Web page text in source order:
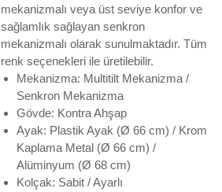
mekanizmalı veya üst seviye konfor ve
sağlamlık sağlayan senkron
mekanizmalı olarak sunulmaktadır. Tüm
renk seçenekleri ile üretilebilir.
Mekanizma: Multitilt Mekanizma /
Senkron Mekanizma
Gövde: Kontra Ahşap
Ayak: Plastik Ayak (Ø 66 cm) / Krom
Kaplama Metal (Ø 66 cm) /
Alüminyum (Ø 68 cm)
Kolçak: Sabit / Ayarlı